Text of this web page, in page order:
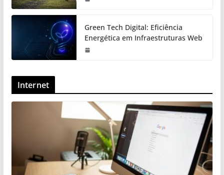
Green Tech Digital: Eficiência
Energética em Infraestruturas Web
Internet